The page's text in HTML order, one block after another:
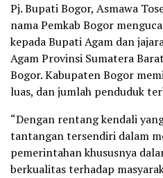
Pj. Bupati Bogor, Asmawa
nama Pemkab Bogor
kepada Bupati Agam dan
Agam Provinsi Sumatera
Bogor. Kabupaten Bogor
luas, dan jumlah penduduk
“Dengan rentang kendali
tantangan tersendiri dalam
pemerintahan khususnya
berkualitas terhadap